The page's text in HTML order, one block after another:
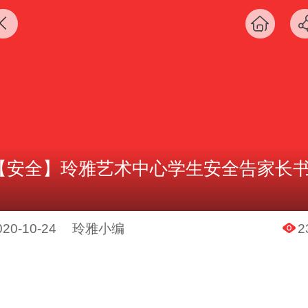
安全】玲雅艺术中心学生安全告家长
10-24 玲雅小编